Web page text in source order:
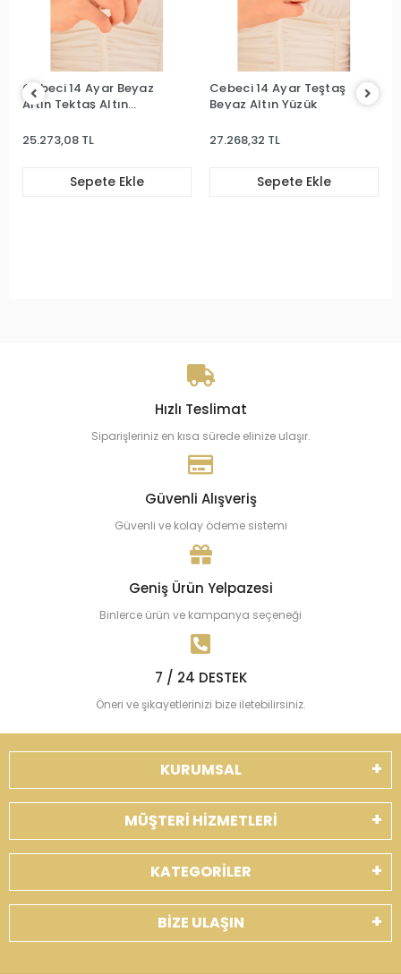
Cebeci 14 Ayar Beyaz
Altın Tektaş Altın
25.273,08 TL
Sepete Ekle
Cebeci 14 Ayar Teştaş
Beyaz Altın Yüzük
27.268,32 TL
Sepete Ekle
Hızlı Teslimat
Siparişleriniz en kısa sürede elinize ulaşır.
Güvenli Alışveriş
Güvenli ve kolay ödeme sistemi
Geniş Ürün Yelpazesi
Binlerce ürün ve kampanya seçeneği
7 / 24 DESTEK
Öneri ve şikayetlerinizi bize iletebilirsiniz.
KURUMSAL
MÜŞTERİ HİZMETLERİ
KATEGORİLER
BİZE ULAŞIN